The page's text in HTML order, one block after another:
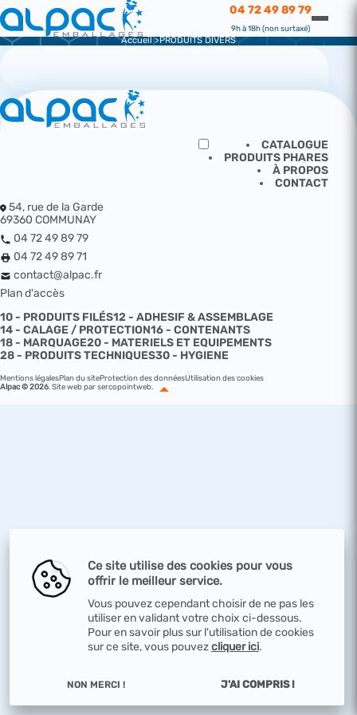
04 72 49 89 79
9h à 18h (non surtaxé)
PRODUITS DIVERS
Accueil PRODUITS DIVERS
Ce site utilise des cookies pour vous
offrir le meilleur service.
Vous pouvez cependant choisir de ne pas les
utiliser en validant votre choix ci-dessous.
Pour en savoir plus sur l'utilisation de cookies
sur ce site, vous pouvezcliquer ici.
NON MERCI ! J'AI COMPRIS !
CATALOGUE
PRODUITS PHARES
À PROPOS
CONTACT
54, rue de la Garde
69360 COMMUNAY
04 72 49 89 79
04 72 49 89 71
contact@alpac.fr
Plan d'accès
10 - PRODUITS FILÉS12 - ADHESIF & ASSEMBLAGE
14 - CALAGE / PROTECTION16 - CONTENANTS
18 - MARQUAGE20 - MATERIELS ET EQUIPEMENTS
28 - PRODUITS TECHNIQUES30 - HYGIENE
Mentions légalesPlan du siteProtection des donnéesUtilisation des cookies
Alpac © 2026 Site web par sercopointweb